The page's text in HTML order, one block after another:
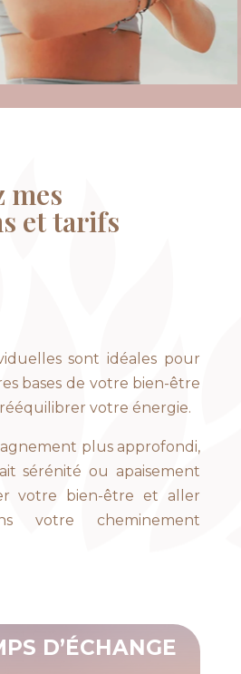
mes
et tarifs
sont idéales pour
bases de votre bien-être
votre énergie.
plus approfondi,
sérénité ou apaisement
votre bien-être et aller
votre cheminement
D’ÉCHANGE